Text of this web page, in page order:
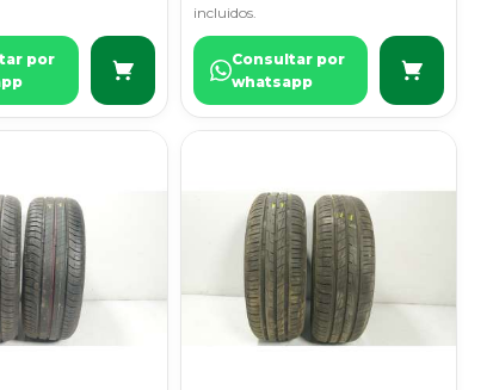
por
incluidos.
Consultar por
whatsapp